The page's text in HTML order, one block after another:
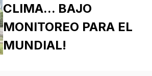
CLIMA... BAJO
MONITOREO PARA EL
MUNDIAL!